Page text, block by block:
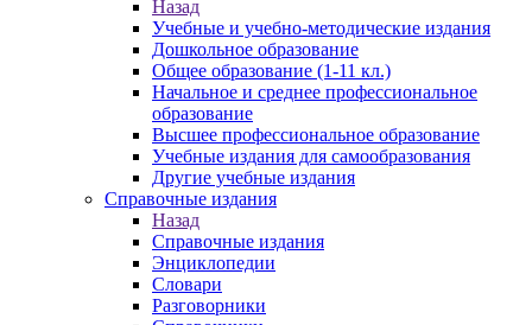
Назад
Учебные и учебно-методические издания
Дошкольное образование
Общее образование (1-11 кл.)
Начальное и среднее профессиональное
образование
Высшее профессиональное образование
Учебные издания для самообразования
Другие учебные издания
Справочные издания
Назад
Справочные издания
Энциклопедии
Словари
Разговорники